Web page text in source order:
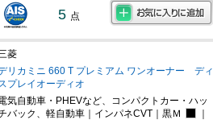
5 点
菱
リカミニ 660 T プレミアム ワンオーナー ディ
プレイオーディオ
気自動車・PHEVなど、コンパクトカー・ハッ
バック、軽自動車｜インパネCVT｜黒Ｍ